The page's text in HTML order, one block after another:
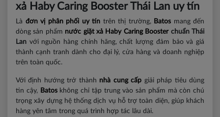
xả Haby Caring Booster Thái Lan uy tín
Là đơn vị phân phối uy tín trên thị trường, Batos mang đến
dòng sản phẩm nước giặt xả Haby Caring Boosterchuẩn Thái
Lan với nguồn hàng chính hãng, chất lượng đảm bảo và giá
thành cạnh tranh dành cho đại lý, cửa hàng và doanh nghiệp
trên toàn quốc.
Với định hướng trở thành nhà cung cấp giải pháp tiêu dùng
tin cậy,
Batoskhông chỉ tập trung vào sản phẩm mà còn chú
trọng xây dựng hệ thống dịch vụ hỗ trợ toàn diện, giúp khách
hàng yên tâm trong quá trình hợp tác lâu dài.